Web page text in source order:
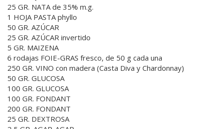
25 GR. NATA de 35% m.g.
1 HOJA PASTA phyllo
50 GR. AZÚCAR
25 GR. AZÚCAR invertido
5 GR. MAIZENA
6 rodajas FOIE-GRAS fresco, de 50 g cada una
250 GR. VINO con madera (Casta Diva y Chardonnay)
50 GR. GLUCOSA
100 GR. GLUCOSA
100 GR. FONDANT
200 GR. FONDANT
25 GR. DEXTROSA